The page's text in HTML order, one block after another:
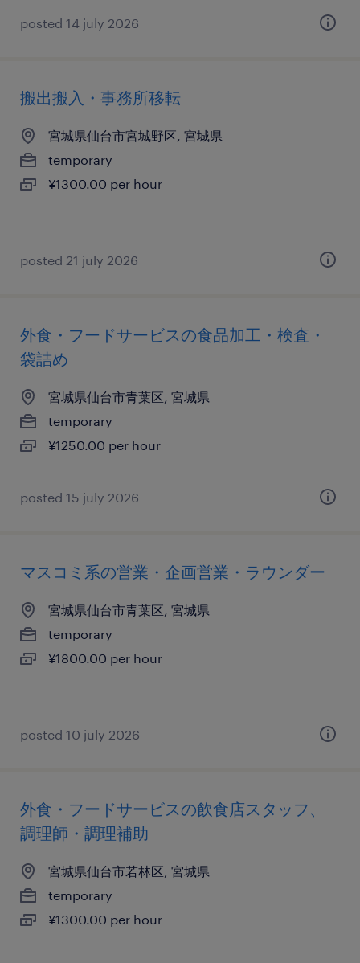
posted 14 july 2026
搬出搬入・事務所移転
宮城県仙台市宮城野区, 宮城県
temporary
¥1300.00 per hour
posted 21 july 2026
外食・フードサービスの食品加工・検査・
袋詰め
宮城県仙台市青葉区, 宮城県
temporary
¥1250.00 per hour
posted 15 july 2026
マスコミ系の営業・企画営業・ラウンダー
宮城県仙台市青葉区, 宮城県
temporary
¥1800.00 per hour
posted 10 july 2026
外食・フードサービスの飲食店スタッフ、
調理師・調理補助
宮城県仙台市若林区, 宮城県
temporary
¥1300.00 per hour